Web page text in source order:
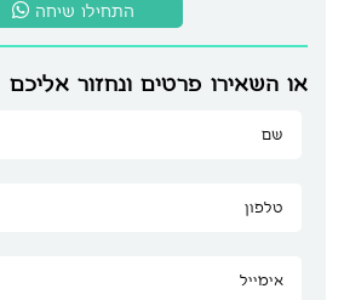
התחילו שיחה
או השאירו פרטים ונחזור אליכם